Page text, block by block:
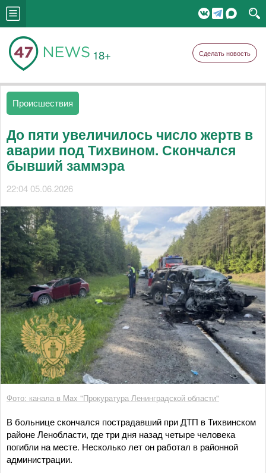
18+ Сделать новость
Происшествия
До пяти увеличилось число жертв в
аварии под Тихвином. Скончался
бывший заммэра
22:04 05.06.2026
Фото: канала в Max "Прокуратура Ленинградской области"
В больнице скончался пострадавший при ДТП в Тихвинском
районе Ленобласти, где три дня назад четыре человека
погибли на месте. Несколько лет он работал в районной
администрации.